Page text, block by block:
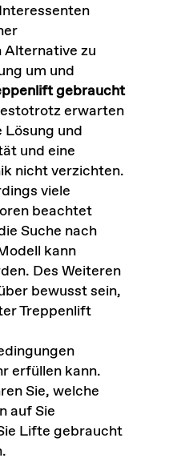
zu
um und
gebraucht
erwarten
Lösung und
und eine
nicht verzichten.
viele
beachtet
Suche nach
kann
Des Weiteren
bewusst sein,
Treppenlift
erfüllen kann.
Sie, welche
auf Sie
Lifte gebraucht